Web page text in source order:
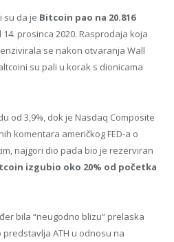
su da je Bitcoin pao na 20.816
prosinca 2020. Rasprodaja koja
se nakon otvaranja Wall
su pali u korak s dionicama
od 3,9%, dok je Nasdaq Composite
komentara američkog FED-a o
najgori dio pada bio je rezerviran
izgubio oko 20% od početka
bila “neugodno blizu” prelaska
predstavlja ATH u odnosu na